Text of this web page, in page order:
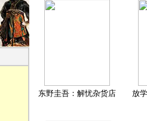
东野圭吾：解忧杂货店 放